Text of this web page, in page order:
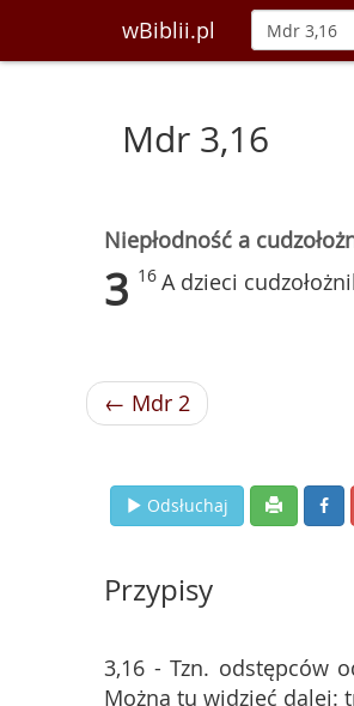
wBiblii.pl
Mdr 3,16
Niepłodność a
3 16 A dzieci
← Mdr 2
Odsłuchaj
Przypisy
3,16 - Tzn. odstępców
Można tu widzieć dalej: